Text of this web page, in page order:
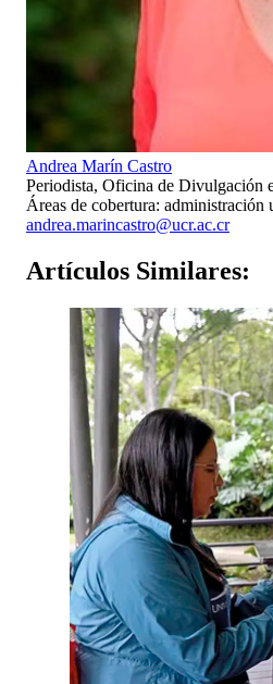
Andrea Marín Castro
Periodista, Oficina de Divulgación
Áreas de cobertura: administración
andrea.marincastro@ucr.ac.cr
Artículos Similares: